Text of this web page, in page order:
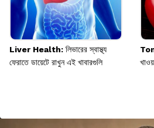
Liver Health: লিভারের স্বাস্থ্য
ফেরাতে ডায়েটে রাখুন এই খাবারগুলি